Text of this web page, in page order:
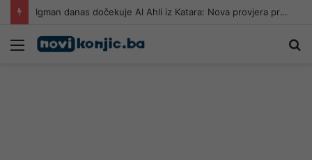
Igman danas dočekuje Al Ahli iz Katara: Nova provjera pred početak sezone
Meni